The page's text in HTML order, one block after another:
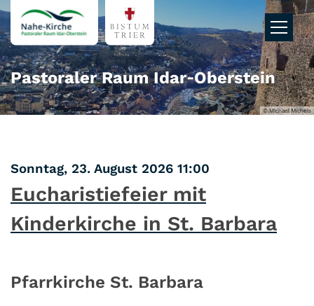
Zum Inhalt springen
© Michael Michels
Pastoraler Raum Idar‑Oberstein
Sonntag, 23. August 2026 11:00
Eucharistiefeier mit
Kinderkirche in St. Barbara
Pfarrkirche St. Barbara